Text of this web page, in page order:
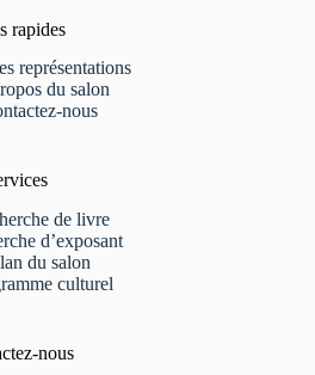
rapides
représentations
du salon
nous
de livre
d’exposant
du salon
culturel
nous